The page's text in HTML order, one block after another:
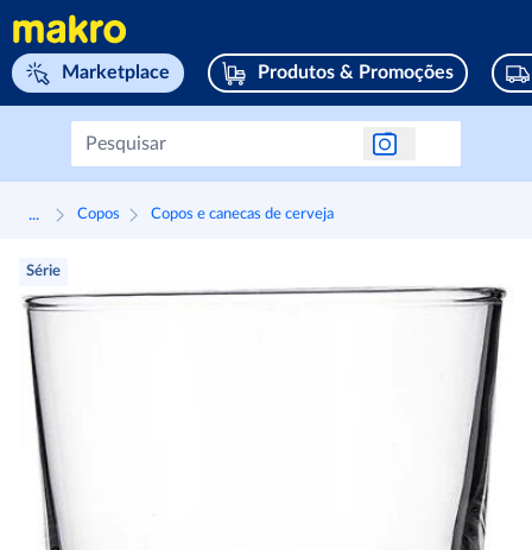
Navegar para home page
Marketplace Produtos & Promoções
... Copos Copos e canecas de cerveja
Série